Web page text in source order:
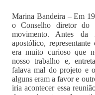
Marina Bandeira – Em
o Conselho diretor do
movimento. Antes da
apostólico,
era muito curioso que
nosso trabalho e,
falava mal do projeto e
alguns eram a favor e
iria acontecer essa